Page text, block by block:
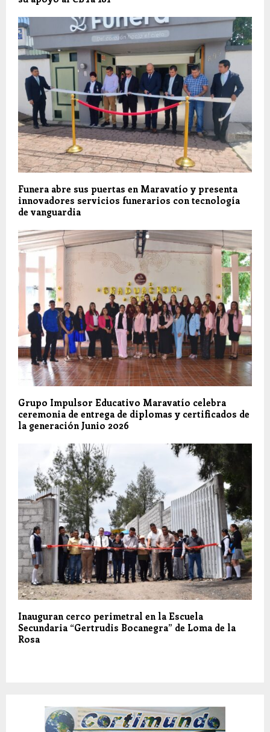
Funera abre sus puertas en Maravatío y presenta
innovadores servicios funerarios con tecnología
de vanguardia
Grupo Impulsor Educativo Maravatío celebra
ceremonia de entrega de diplomas y certificados de
la generación Junio 2026
Inauguran cerco perimetral en la Escuela
Secundaria “Gertrudis Bocanegra” de Loma de la
Rosa